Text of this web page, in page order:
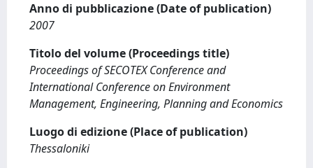
Anno di pubblicazione (Date of publication)
2007
Titolo del volume (Proceedings title)
Proceedings of SECOTEX Conference and
International Conference on Environment
Management, Engineering, Planning and Economics
Luogo di edizione (Place of publication)
Thessaloniki